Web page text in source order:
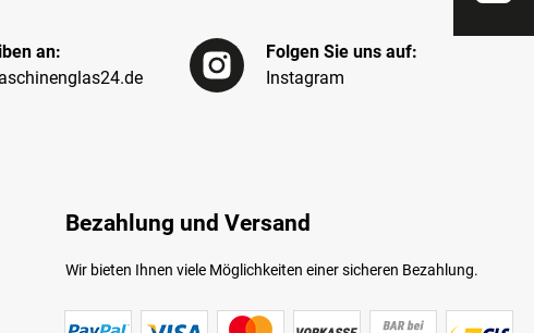
an:
Folgen Sie uns auf:
Instagram
Bezahlung und Versand
Wir bieten Ihnen viele Möglichkeiten einer sicheren Bezahlung.